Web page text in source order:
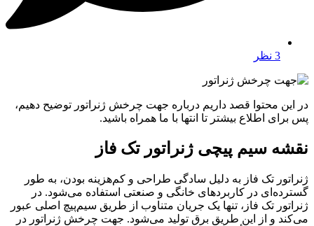
3 نظر
در این محتوا قصد داریم درباره جهت چرخش ژنراتور توضیح دهیم،
پس برای اطلاع بیشتر تا انتها با ما همراه باشید.
نقشه سیم پیچی ژنراتور تک فاز
ژنراتور تک فاز به دلیل سادگی طراحی و کم‌هزینه بودن، به طور
گسترده‌ای در کاربردهای خانگی و صنعتی استفاده می‌شود. در
ژنراتور تک فاز، تنها یک جریان متناوب از طریق سیم‌پیچ اصلی عبور
می‌کند و از این طریق برق تولید می‌شود. جهت چرخش ژنراتور در